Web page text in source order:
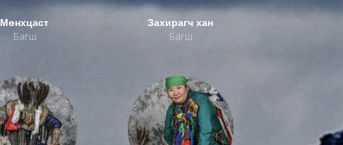
Мөнхцаст
Багш
Захирагч хан
Багш